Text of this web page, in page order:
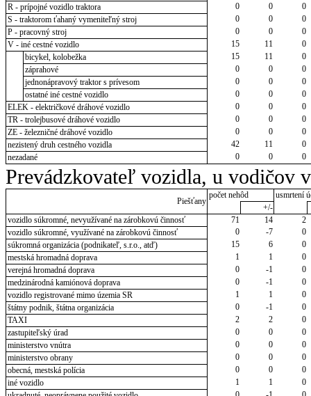
R - prípojné vozidlo traktora
0 0
0
S - traktorom ťahaný vymeniteľný stroj
0 0
0
P - pracovný stroj
0 0
0
V - iné cestné vozidlo
15 11
0
bicykel, kolobežka
15 11
0
záprahové
0 0
0
jednonápravový traktor s prívesom
0 0
0
ostatné iné cestné vozidlo
0 0
0
ELEK - električkové dráhové vozidlo
0 0
0
TR - trolejbusové dráhové vozidlo
0 0
0
ZE - železničné dráhové vozidlo
0 0
0
nezistený druh cestného vozidla
42 11
0
nezadané
0 0 0
Prevádzkovateľ vozidla, u vodičov
Piešťany
počet nehôd
usmrtení
+/-
vozidlo súkromné, nevyužívané na zárobkovú činnosť
71 14
2
vozidlo súkromné, využívané na zárobkovú činnosť
0 -7
0
súkromná organizácia (podnikateľ, s.r.o., atď)
15 6
0
mestská hromadná doprava
1 1
0
verejná hromadná doprava
0 -1
0
medzinárodná kamiónová doprava
0 -1
0
vozidlo registrované mimo územia SR
1 1
0
štátny podnik, štátna organizácia
0 -1
0
TAXI
2 2
0
zastupiteľský úrad
0 0
0
ministerstvo vnútra
0 0
0
ministerstvo obrany
0 0
0
obecná, mestská polícia
0 0
0
iné vozidlo
1 1
0